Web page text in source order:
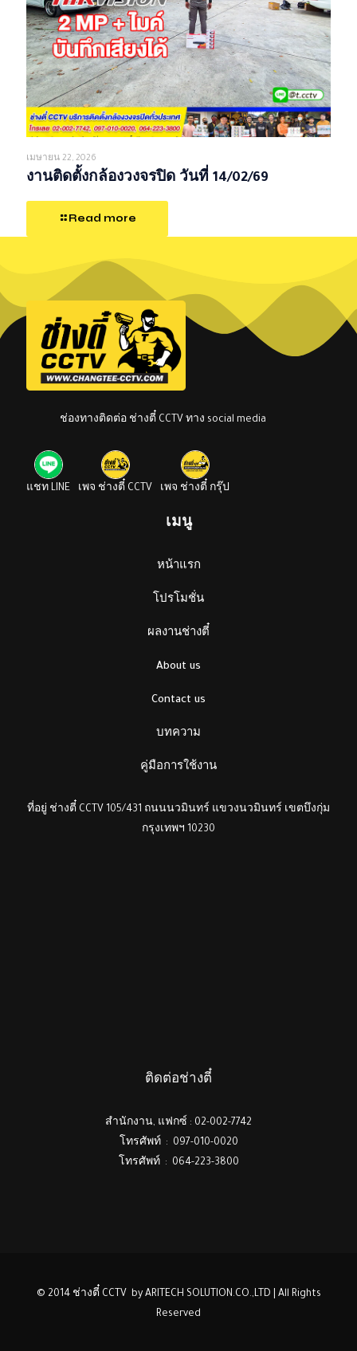
เมษายน 22, 2026
งานติดตั้งกล้องวงจรปิด วันที่ 14/02/69
Read more
ช่องทางติดต่อ ช่างตี๋ CCTV ทาง social media
แชท LINE เพจ ช่างตี๋ CCTV เพจ ช่างตี๋ กรุ๊ป
เมนู
หน้าแรก
โปรโมชั่น
ผลงานช่างตี๋
About us
Contact us
บทความ
คู่มือการใช้งาน
ที่อยู่ ช่างตี๋ CCTV 105/431 ถนนนวมินทร์ แขวงนวมินทร์ เขตบึงกุ่ม
กรุงเทพฯ 10230
ติดต่อช่างตี๋
สำนักงาน, แฟกซ์ : 02-002-7742
โทรศัพท์ : 097-010-0020
โทรศัพท์ : 064-223-3800
© 2014 ช่างตี๋ CCTV by ARITECH SOLUTION.CO.,LTD | All Rights
Reserved